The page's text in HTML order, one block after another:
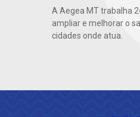
A Aegea MT trabalha
ampliar e melhorar o
cidades onde atua.